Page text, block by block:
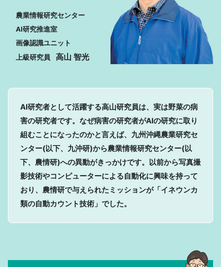
農業情報研究センター
AI研究推進室
画像認識ユニット
上級研究員
高山 智光
AI研究者として活躍する高山研究員は、実は野菜の病
害の研究者です。なぜ病害の研究者がAIの研究に取り
組むことになったのかと言えば、九州沖縄農業研究セ
ンター(以下、九沖研)から農業情報研究センター(以
下、農情研)への異動がきっかけです。以前から写真撮
影技術やコンピューターによる自動化に興味を持って
おり、農情研で与えられたミッションが「イネウンカ
類の自動カウント技術」でした。